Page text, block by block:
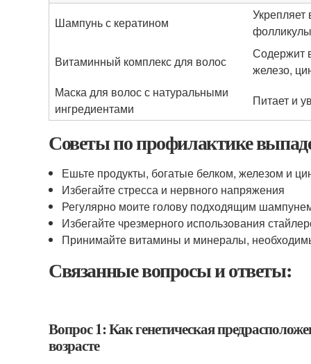
Шампунь с кератином
фолликулы
Витаминный комплекс для волос
Содержит
железо,
Маска для волос с натуральными
ингредиентами
Питает и
Советы по профилактике
Ешьте продукты, богатые белком, железом и
Избегайте стресса и нервного напряжения
Регулярно моите голову подходящим
Избегайте чрезмерного использования
Принимайте витамины и минералы,
Связанные вопросы и ответы:
Вопрос 1: Как генетическая
возрасте